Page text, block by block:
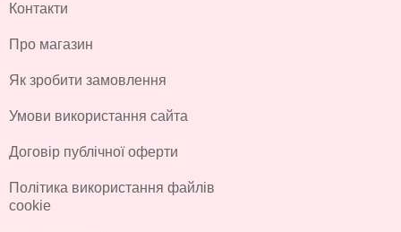
Контакти
Про магазин
Як зробити замовлення
Умови використання сайта
Договір публічної оферти
Політика використання файлів
cookie